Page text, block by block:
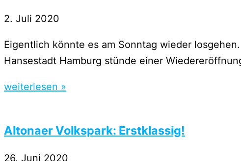
2. Juli 2020
Eigentlich könnte es am Sonntag wieder
Hansestadt Hamburg stünde einer
weiterlesen »
Altonaer Volkspark: Erstklassig!
26. Juni 2020